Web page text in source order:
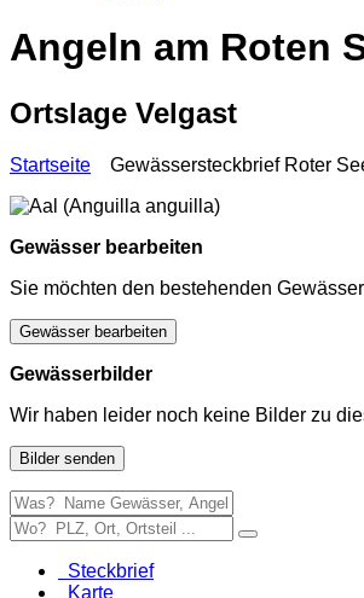
Angeln am Roten
Ortslage Velgast
Startseite Gewässersteckbrief Roter
Gewässer bearbeiten
Sie möchten den bestehenden
Gewässer bearbeiten
Gewässerbilder
Wir haben leider noch keine Bilder zu
Bilder senden
Steckbrief
Karte